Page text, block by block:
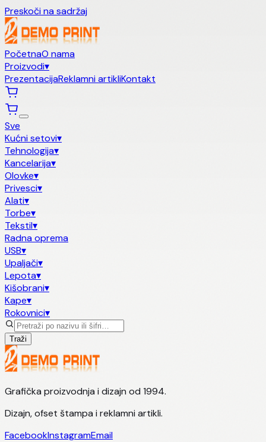
Preskoči na sadržaj
PočetnaO nama
Proizvodi▾
PrezentacijaReklamni artikliKontakt
Sve
Kućni setovi▾
Tehnologija▾
Kancelarija▾
Olovke▾
Privesci▾
Alati▾
Torbe▾
Tekstil▾
Radna oprema
USB▾
Upaljači▾
Lepota▾
Kišobrani▾
Kape▾
Rokovnici▾
Traži
Grafička proizvodnja i dizajn od 1994.
Dizajn, ofset štampa i reklamni artikli.
FacebookInstagramEmail